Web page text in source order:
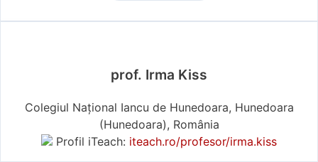
prof. Irma Kiss
Colegiul Național Iancu de Hunedoara, Hunedoara
(Hunedoara), România
Profil iTeach: iteach.ro/profesor/irma.kiss